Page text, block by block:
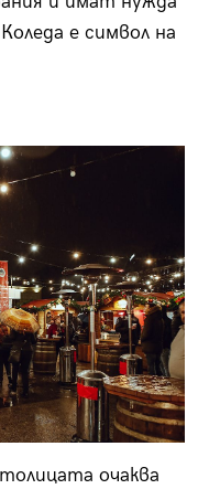
е символ на
очаква